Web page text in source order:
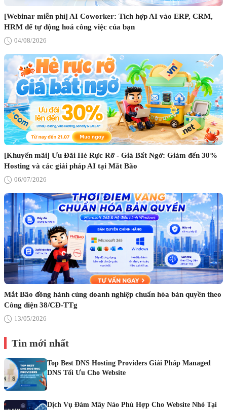
[Webinar miễn phí] AI Coworker: Tích hợp AI vào ERP, CRM,
HRM để tự động hoá công việc của bạn
04/08/2026
[Khuyến mãi] Ưu Đãi Hè Rực Rỡ - Giá Bất Ngờ: Giảm đến 30%
Hosting và các giải pháp AI tại Mắt Bão
06/07/2026
Mắt Bão đồng hành cùng doanh nghiệp chuẩn hóa bản quyền theo
Công điện 38/CĐ-TTg
13/05/2026
Tin mới nhất
Top Best DNS Hosting Providers Giải Pháp Managed
DNS Tối Ưu Cho Website
Dịch Vụ Đám Mây Nào Phù Hợp Cho Website Nhỏ Tại